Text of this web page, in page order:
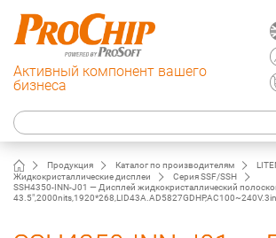
Активный компонент вашего
бизнеса
Продукция Каталог по производителям
Жидкокристаллические дисплеи
Серия SSF/SSH
SSH4350-INN-J01 — Дисплей жидкокристаллический